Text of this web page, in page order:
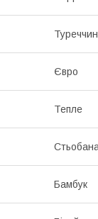
Євро
Тепле
Бамбук